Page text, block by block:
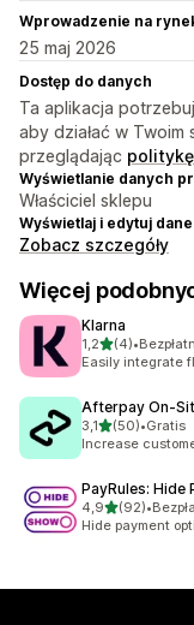
Wprowadzenie na
25 maj 2026
Dostęp do danych
Ta aplikacja
aby działać w
przeglądając
Wyświetlanie danych
Właściciel sklepu
Wyświetlaj i edytuj
Zobacz szczegóły
Więcej
Klarna
1,2na 5 gwiazdek
(4)
Łączna liczba
•
Easily integrate
Afterpay
3,1na 5 gwiazdek
(50)
Łączna liczba
•Gratis
Increase
PayRules: Hide
4,9na 5(92)
Łączna liczba
•
Hide payment